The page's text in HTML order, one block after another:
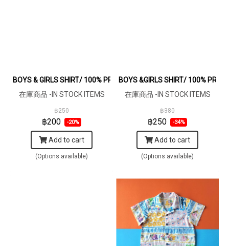
BOYS & GIRLS SHIRT/ 100% PRINTED COTTON SUMMER FLOWERS
在庫商品 -IN STOCK ITEMS
฿250
฿200 -20%
Add to cart
(Options available)
BOYS &GIRLS SHIRT/ 100%
在庫商品 -IN STOCK ITEMS
฿380
฿250 -34%
Add to cart
(Options available)